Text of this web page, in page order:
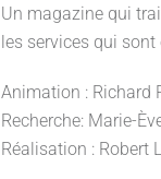
Un magazine qui
les services qui
Animation : Richard
Recherche: Marie-
Réalisation : Robert